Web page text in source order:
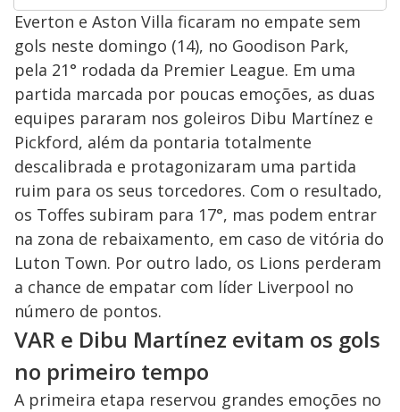
Everton e Aston Villa ficaram no empate sem
gols neste domingo (14), no Goodison Park,
pela 21° rodada da Premier League. Em uma
partida marcada por poucas emoções, as duas
equipes pararam nos goleiros Dibu Martínez e
Pickford, além da pontaria totalmente
descalibrada e protagonizaram uma partida
ruim para os seus torcedores. Com o resultado,
os Toffes subiram para 17°, mas podem entrar
na zona de rebaixamento, em caso de vitória do
Luton Town. Por outro lado, os Lions perderam
a chance de empatar com líder Liverpool no
número de pontos.
VAR e Dibu Martínez evitam os gols
no primeiro tempo
A primeira etapa reservou grandes emoções no